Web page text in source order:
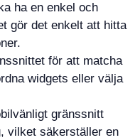
ha en enkel och
gör det enkelt att hitta
för att matcha
widgets eller välja
gränssnitt
vilket säkerställer en